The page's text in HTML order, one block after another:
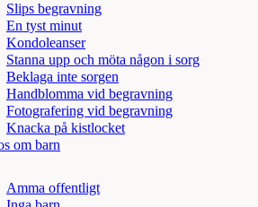
Slips begravning
En tyst minut
Kondoleanser
Stanna upp och möta någon i sorg
Beklaga inte sorgen
Handblomma vid begravning
Fotografering vid begravning
Knacka på kistlocket
om barn
Amma offentligt